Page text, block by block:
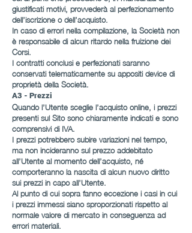
giustificati motivi, provvederà al perfezionamento
dell’iscrizione o dell’acquisto.
In caso di errori nella compilazione, la Società non
è responsabile di alcun ritardo nella fruizione dei
Corsi.
I contratti conclusi e perfezionati saranno
conservati telematicamente su appositi device di
proprietà della Società.
A3 - Prezzi
Quando l’Utente sceglie l’acquisto online, i prezzi
presenti sul Sito sono chiaramente indicati e sono
comprensivi di IVA.
I prezzi potrebbero subire variazioni nel tempo,
ma non incideranno sul prezzo addebitato
all’Utente al momento dell’acquisto, né
comporteranno la nascita di alcun nuovo diritto
sui prezzi in capo all’Utente.
Al punto di cui sopra fanno eccezione i casi in cui
i prezzi immessi siano sproporzionati rispetto al
normale valore di mercato in conseguenza ad
errori materiali.